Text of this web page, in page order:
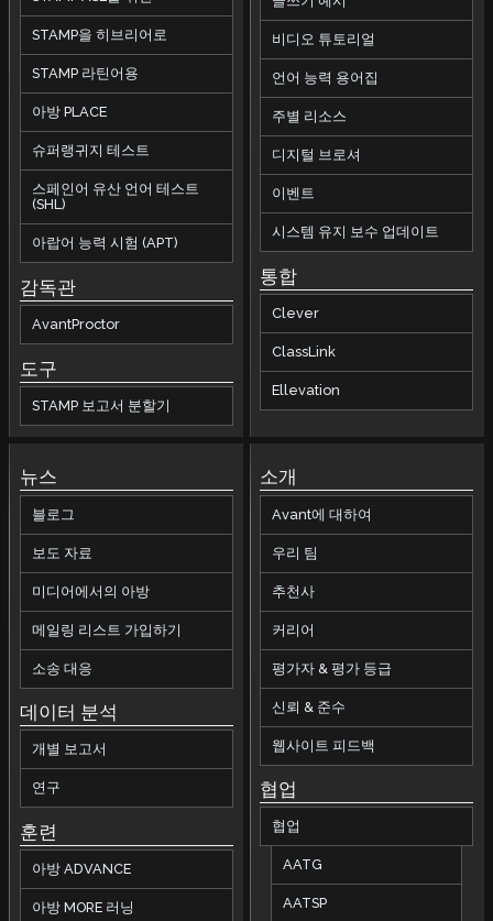
STAMP을 히브리어로
STAMP 라틴어용
아방 PLACE
슈퍼랭귀지 테스트
스페인어 유산 언어 테스트
(SHL)
아랍어 능력 시험 (APT)
감독관
AvantProctor
도구
STAMP 보고서 분할기
비디오 튜토리얼
언어 능력 용어집
주별 리소스
디지털 브로셔
이벤트
시스템 유지 보수 업데이트
통합
Clever
ClassLink
Ellevation
뉴스
블로그
보도 자료
미디어에서의 아방
메일링 리스트 가입하기
소송 대응
데이터 분석
개별 보고서
연구
훈련
아방 ADVANCE
아방 MORE 러닝
소개
Avant에 대하여
우리 팀
추천사
커리어
평가자 & 평가 등급
신뢰 & 준수
웹사이트 피드백
협업
협업
AATG
AATSP